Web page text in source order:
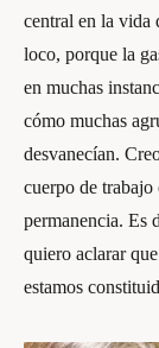
central en la vida
loco, porque la
en muchas
cómo muchas
desvanecían.
cuerpo de
permanencia. Es
quiero aclarar
estamos